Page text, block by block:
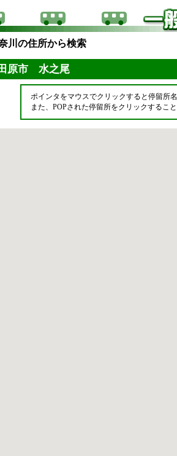
川の住所から検索
原市 水之尾
ポインタをマウスでクリックすると停留所
また、POPされた停留所をクリックするこ